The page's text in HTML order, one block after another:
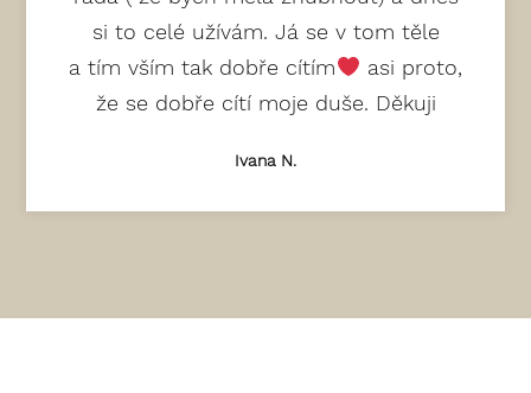
si to celé užívám. Já se v tom těle
a tím vším tak dobře cítím
asi proto,
že se dobře cítí moje duše. Děkuji
Ivana N.